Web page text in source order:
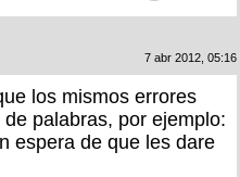
7 abr 2012, 05:16
los mismos errores
palabras, por ejemplo:
espera de que les dare